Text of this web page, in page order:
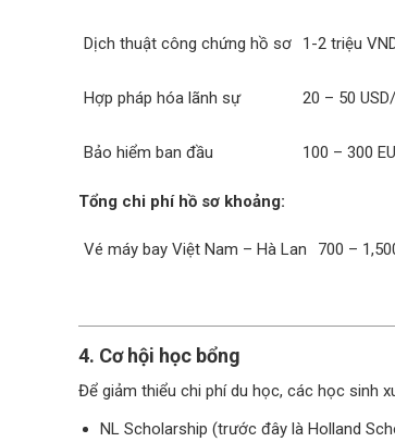
Dịch thuật công chứng hồ sơ 1-2 triệu
Hợp pháp hóa lãnh sự 20 – 50
Bảo hiểm ban đầu 100 – 300
Tổng chi phí hồ sơ khoảng:
Vé máy bay Việt Nam – Hà Lan 700 –
4. Cơ hội học bổng
Để giảm thiểu chi phí du học, các học sinh
NL Scholarship (trước đây là Holland